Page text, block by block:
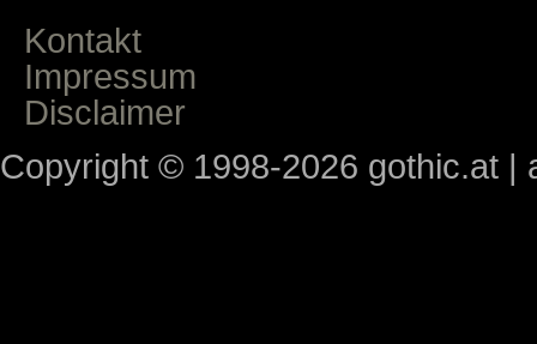
Kontakt
Impressum
Disclaimer
Copyright © 1998-2026 gothic.at |